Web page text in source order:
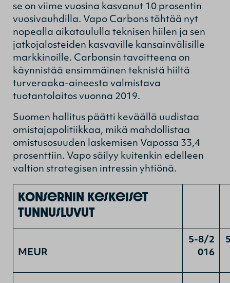
se on viime vuosina kasvanut 10 prosentin
vuosivauhdilla. Vapo Carbons tähtää nyt
nopealla aikataululla teknisen hiilen ja sen
jatkojalosteiden kasvaville kansainvälisille
markkinoille. Carbonsin tavoitteena on
käynnistää ensimmäinen teknistä hiiltä
turveraaka-aineesta valmistava
tuotantolaitos vuonna 2019.
Suomen hallitus päätti keväällä uudistaa
omistajapolitiikkaa, mikä mahdollistaa
omistusosuuden laskemisen Vapossa 33,4
prosenttiin. Vapo säilyy kuitenkin edelleen
valtion strategisen intressin yhtiönä.
Konsernin keskeiset
tunnusluvut
MEUR
5-8/2
016